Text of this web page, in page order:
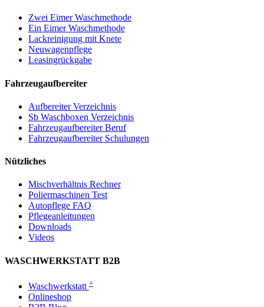
Zwei Eimer Waschmethode
Ein Eimer Waschmethode
Lackreinigung mit Knete
Neuwagenpflege
Leasingrückgabe
Fahrzeugaufbereiter
Aufbereiter Verzeichnis
Sb Waschboxen Verzeichnis
Fahrzeugaufbereiter Beruf
Fahrzeugaufbereiter Schulungen
Nützliches
Mischverhältnis Rechner
Poliermaschinen Test
Autopflege FAQ
Pflegeanleitungen
Downloads
Videos
WASCHWERKSTATT B2B
Waschwerkstatt +
Onlineshop